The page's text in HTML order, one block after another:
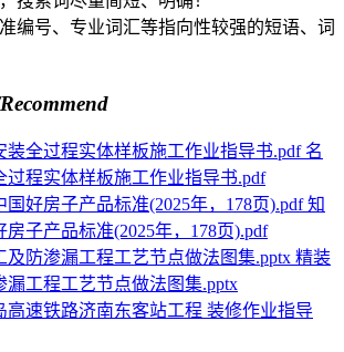
编号、专业词汇等指向性较强的短语、词
名
过程实体样板施工作业指导书.pdf
知
房子产品标准(2025年，178页).pdf
精装
漏工程工艺节点做法图集.pptx